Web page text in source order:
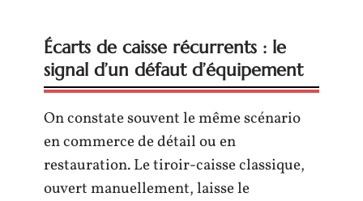
Écarts de caisse récurrents : le
signal d’un défaut d’équipement
On constate souvent le même scénario
en commerce de détail ou en
restauration. Le tiroir-caisse classique,
ouvert manuellement, laisse le